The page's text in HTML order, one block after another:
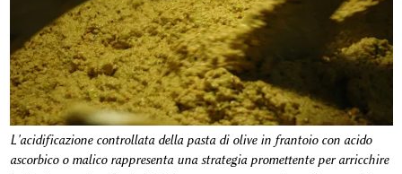
L'acidificazione controllata della pasta di olive in frantoio con acido
ascorbico o malico rappresenta una strategia promettente per arricchire